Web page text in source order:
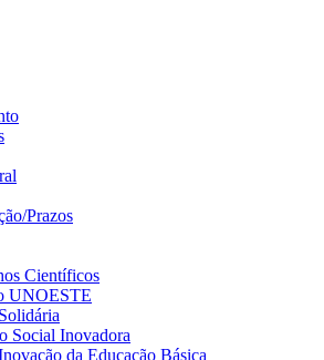
Prazos
Científicos
UNOESTE
Social Inovadora
da Educação Básica